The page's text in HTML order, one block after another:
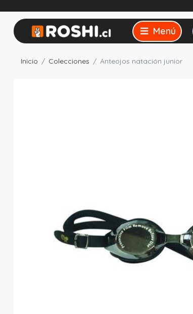
Inicio Colecciones Anteojos natación junior